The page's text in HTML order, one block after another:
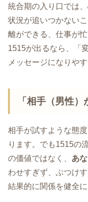
統合期の入り口では
状況が追いつかない
離ができる、仕事が
1515が出るなら、「
メッセージになりやす
「相手（男性
相手が試すような態
ります。でも1515の
の価値ではなく、 あ
わせすぎず、ぶつけ
結果的に関係を健全に